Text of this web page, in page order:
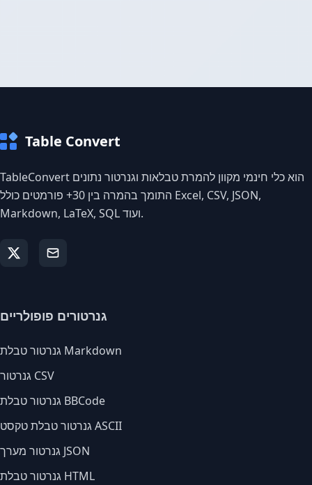
Table Convert
TableConvert הוא כלי חינמי מקוון להמרת טבלאות וגנרטור נתונים
התומך בהמרה בין 30+ פורמטים כולל Excel, CSV, JSON,
Markdown, LaTeX, SQL ועוד.
גנרטורים פופולריים
גנרטור טבלת Markdown
גנרטור CSV
גנרטור טבלת BBCode
גנרטור טבלת טקסט ASCII
גנרטור מערך JSON
גנרטור טבלת HTML